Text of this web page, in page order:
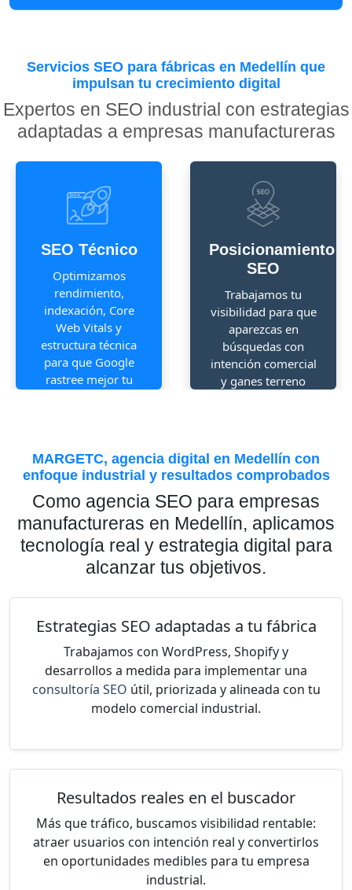
Servicios SEO para fábricas en Medellín que
impulsan tu crecimiento digital
Expertos en SEO industrial con estrategias
adaptadas a empresas manufactureras
SEO Técnico
Optimizamos
rendimiento,
indexación, Core
Web Vitals y
estructura técnica
para que Google
rastree mejor tu
Posicionamiento
SEO
Trabajamos tu
visibilidad para que
aparezcas en
búsquedas con
intención comercial
y ganes terreno
MARGETC, agencia digital en Medellín con
enfoque industrial y resultados comprobados
Como agencia SEO para empresas
manufactureras en Medellín, aplicamos
tecnología real y estrategia digital para
alcanzar tus objetivos.
Estrategias SEO adaptadas a tu fábrica
Trabajamos con WordPress, Shopify y
desarrollos a medida para implementar una
consultoría SEO útil, priorizada y alineada con tu
modelo comercial industrial.
Resultados reales en el buscador
Más que tráfico, buscamos visibilidad rentable:
atraer usuarios con intención real y convertirlos
en oportunidades medibles para tu empresa
industrial.